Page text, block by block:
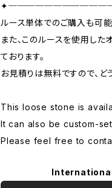
ルース単体でのご購入も可能
また、このルースを使用した
ております。
お見積りは無料ですので、ど
This loose stone is
It can also be custom-
Please feel free to